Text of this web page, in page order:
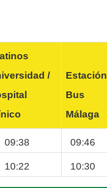
/
Estación
Bus
Málaga
09:38 09:46
10:22 10:30